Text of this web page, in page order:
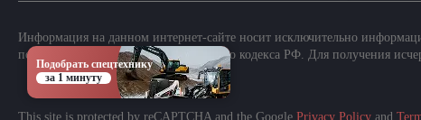
Информация на данном интернет-сайте носит исключительно
положениями Статьи 437 Гражданского кодекса РФ. Для получения
This site is protected by reCAPTCHA and the Google Privacy Policy and
Подобрать спецтехнику
за 1 минуту